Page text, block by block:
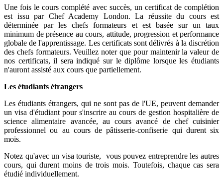
Une fois le cours complété avec succès, un certificat de complétion
est issu par Chef Academy London. La réussite du cours est
déterminée par les chefs formateurs et est basée sur un taux
minimum de présence au cours, attitude, progression et performance
globale de l'apprentissage. Les certificats sont délivrés à la discrétion
des chefs formateurs. Veuillez noter que pour maintenir la valeur de
nos certificats, il sera indiqué sur le diplôme lorsque les étudiants
n'auront assisté aux cours que partiellement.
Les étudiants étrangers
Les étudiants étrangers, qui ne sont pas de l'UE, peuvent demander
un visa d'étudiant pour s'inscrire au cours de gestion hospitalière de
science alimentaire avancée, au cours avancé de chef cuisinier
professionnel ou au cours de pâtisserie-confiserie qui durent six
mois.
Notez qu'avec un visa touriste, vous pouvez entreprendre les autres
cours, qui durent moins de trois mois. Toutefois, chaque cas sera
étudié individuellement.